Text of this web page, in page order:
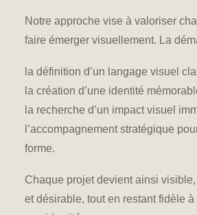
Notre approche vise à valoriser
faire émerger visuellement. La
la définition d’un langage visuel
la création d’une identité
la recherche d’un impact visuel
l’accompagnement stratégique
forme.
Chaque projet devient ainsi
et désirable, tout en restant fidèle à